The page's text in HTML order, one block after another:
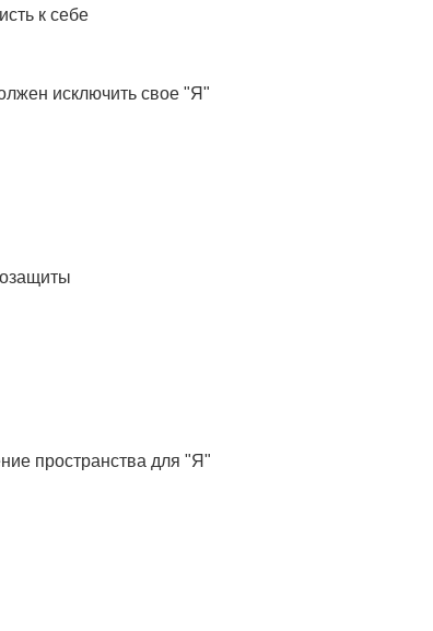
к себе
исключить свое "Я"
пространства для "Я"